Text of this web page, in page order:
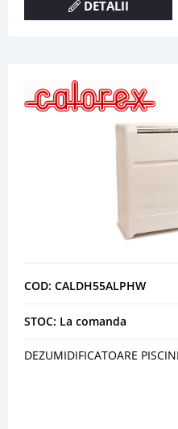
DETALII
COD: CALDH55ALPHW
STOC: La comanda
DEZUMIDIFICATOARE